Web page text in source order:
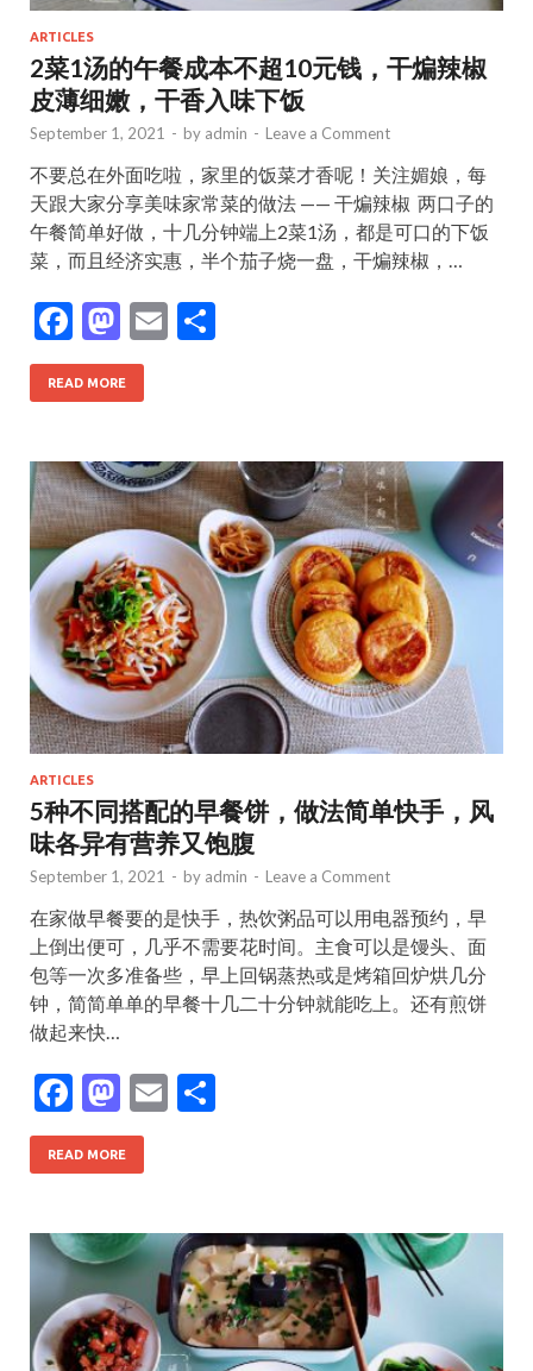
ARTICLES
2菜1汤的午餐成本不超10元钱，干煸辣椒
皮薄细嫩，干香入味下饭
September 1, 2021 - by admin - Leave a Comment
不要总在外面吃啦，家里的饭菜才香呢！关注媚娘，每
天跟大家分享美味家常菜的做法 —— 干煸辣椒 ​ 两口子的
午餐简单好做，十几分钟端上2菜1汤，都是可口的下饭
菜，而且经济实惠，半个茄子烧一盘，干煸辣椒，…
F
ac
e
o
o
k
M
as
to
o
n
E
READ MORE
ARTICLES
5种不同搭配的早餐饼，做法简单快手，风
味各异有营养又饱腹
September 1, 2021 - by admin - Leave a Comment
在家做早餐要的是快手，热饮粥品可以用电器预约，早
上倒出便可，几乎不需要花时间。主食可以是馒头、面
包等一次多准备些，早上回锅蒸热或是烤箱回炉烘几分
钟，简简单单的早餐十几二十分钟就能吃上。还有煎饼
做起来快…
F
ac
e
o
o
k
M
as
to
o
n
E
READ MORE